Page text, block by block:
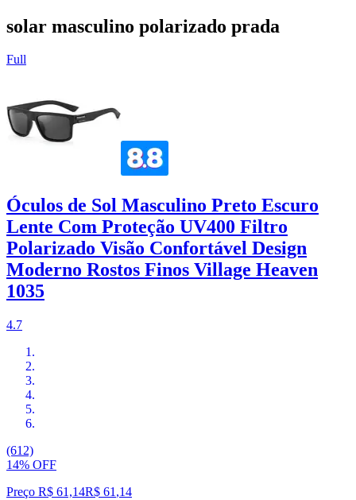
solar masculino polarizado prada
Full
Óculos de Sol Masculino Preto Escuro
Lente Com Proteção UV400 Filtro
Polarizado Visão Confortável Design
Moderno Rostos Finos Village Heaven
1035
4.7
(612)
14% OFF
Preço R$ 61,14R$ 61 ,14